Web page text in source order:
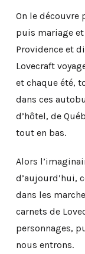
On le découvre
puis mariage
Providence et
Lovecraft
et chaque été,
dans ces
d’hôtel, de
tout en bas.
Alors
d’aujourd’hui,
dans les
carnets de
personnages,
nous entrons.